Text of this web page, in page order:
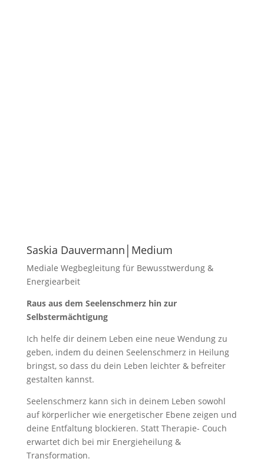
Saskia Dauvermann│Medium
Mediale Wegbegleitung für Bewusstwerdung &
Energiearbeit
Raus aus dem Seelenschmerz hin zur
Selbstermächtigung
Ich helfe dir deinem Leben eine neue Wendung zu
geben, indem du deinen Seelenschmerz in Heilung
bringst, so dass du dein Leben leichter & befreiter
gestalten kannst.
Seelenschmerz kann sich in deinem Leben sowohl
auf körperlicher wie energetischer Ebene zeigen und
deine Entfaltung blockieren. Statt Therapie- Couch
erwartet dich bei mir Energieheilung &
Transformation.